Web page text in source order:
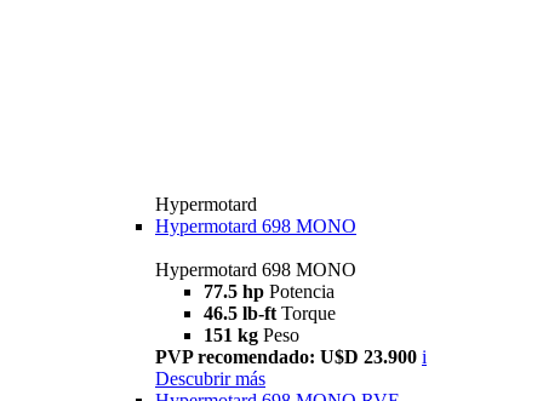
Hypermotard
Hypermotard 698 MONO
Hypermotard 698 MONO
77.5 hp Potencia
46.5 lb-ft Torque
151 kg Peso
PVP recomendado: U$D 23.900 i
Descubrir más